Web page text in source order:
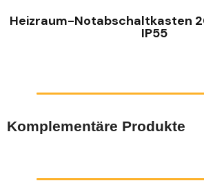
Heizraum-Notabschaltkasten
IP55
Komplementäre Produkte